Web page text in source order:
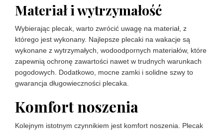
Materiał i wytrzymałość
Wybierając plecak, warto zwrócić uwagę na materiał, z
którego jest wykonany. Najlepsze plecaki na wakacje są
wykonane z wytrzymałych, wodoodpornych materiałów, które
zapewnią ochronę zawartości nawet w trudnych warunkach
pogodowych. Dodatkowo, mocne zamki i solidne szwy to
gwarancja długowieczności plecaka.
Komfort noszenia
Kolejnym istotnym czynnikiem jest komfort noszenia. Plecak